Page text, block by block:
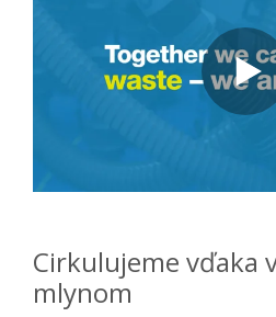
Cirkulujeme vďaka
mlynom